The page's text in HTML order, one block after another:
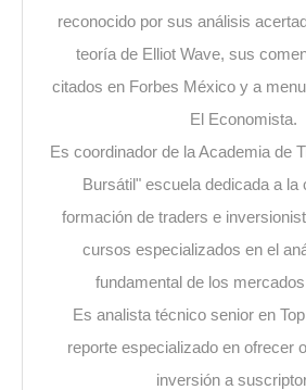
reconocido por sus análisis
teoría de Elliot Wave, sus
citados en Forbes México y a
El Economista.
Es coordinador de la Academia de
Bursátil" escuela dedicada a la
formación de traders e
cursos especializados en el
fundamental de los
Es analista técnico senior en
reporte especializado en ofrecer
inversión a